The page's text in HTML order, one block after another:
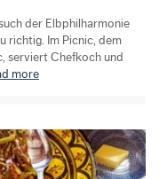
der Elbphilharmonie
richtig. Im Picnic, dem
serviert Chefkoch und
more